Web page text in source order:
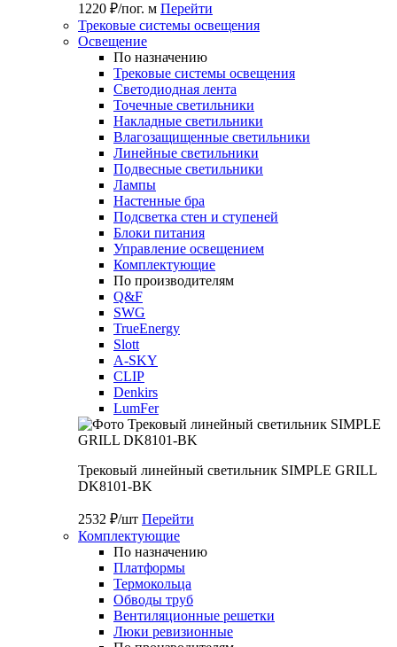
1220 ₽/пог. м Перейти
Трековые системы освещения
Освещение
По назначению
Трековые системы освещения
Светодиодная лента
Точечные светильники
Накладные светильники
Влагозащищенные светильники
Линейные светильники
Подвесные светильники
Лампы
Настенные бра
Подсветка стен и ступеней
Блоки питания
Управление освещением
Комплектующие
По производителям
Q&F
SWG
TrueEnergy
Slott
A-SKY
CLIP
Denkirs
LumFer
Трековый линейный светильник SIMPLE GRILL
DK8101-BK
2532 ₽/шт Перейти
Комплектующие
По назначению
Платформы
Термокольца
Обводы труб
Вентиляционные решетки
Люки ревизионные